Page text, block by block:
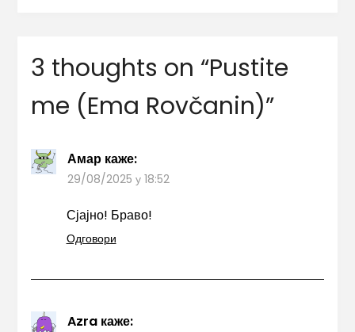
3 thoughts on “Pustite
me (Ema Rovčanin)”
Амар каже:
29/08/2025 у 18:52
Сјајно! Браво!
Одговори
Azra каже: